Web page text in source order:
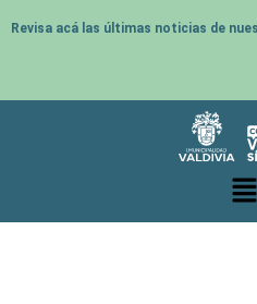
Revisa acá las últimas noticias de